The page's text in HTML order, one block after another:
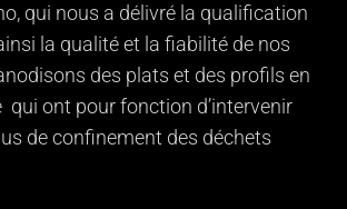
qui nous a délivré la qualification
la qualité et la fiabilité de nos
des plats et des profils en
ont pour fonction d’intervenir
de confinement des déchets